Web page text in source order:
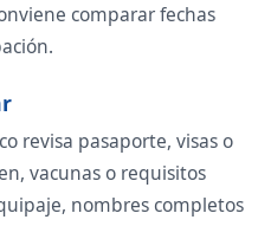
comparar fechas
revisa pasaporte, visas o
vacunas o requisitos
nombres completos